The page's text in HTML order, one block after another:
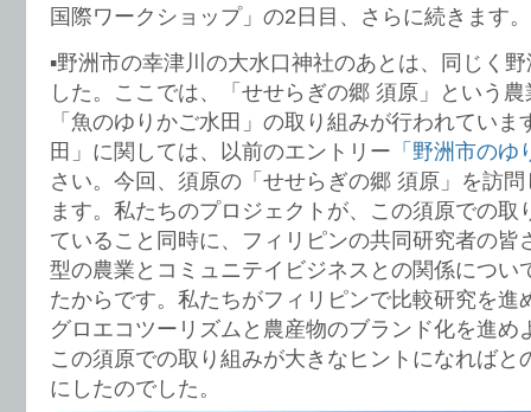
国際ワークショップ」の2日目、さらに続きます。
▪︎野洲市の幸津川の大水口神社のあとは、同じく
した。ここでは、「せせらぎの郷 須原」という
「魚のゆりかご水田」の取り組みが行われてい
田」に関しては、以前のエントリー 「野洲市の
さい。今回、須原の「せせらぎの郷 須原」を訪
ます。私たちのプロジェクトが、この須原での取
ていること同時に、フィリピンの共同研究者の皆
型の農業とコミュニテイビジネスとの関係につい
たからです。私たちがフィリピンで比較研究を進
グロエコツーリズムと農産物のブランド化を進め
この須原での取り組みが大きなヒントになればと
にしたのでした。